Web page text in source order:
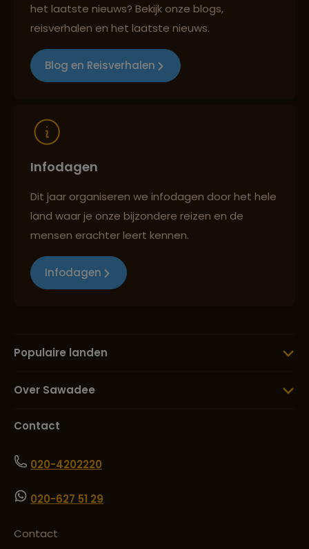
Best beoordeelde reisroutes
het laatste nieuws? Bekijk onze blogs,
reisverhalen en het laatste nieuws.
Blog en Reisverhalen
Infodagen
Dit jaar organiseren we infodagen door het hele
land waar je onze bijzondere reizen en de
mensen erachter leert kennen.
Infodagen
Populaire landen
Over Sawadee
Contact
020-4202220
020-627 51 29
Contact